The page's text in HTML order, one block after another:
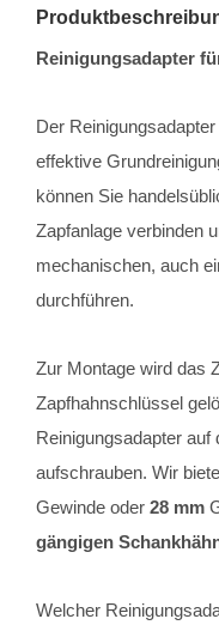
Reinigungsadapter
Der
effektive
können Sie
Zapfanlage verbinden
mechanischen, auch
durchführen.
Zur Montage wird das
Zapfhahnschlüssel
Reinigungsadapter auf
aufschrauben. Wir
Gewinde oder 28 mm
gängigen
Welcher